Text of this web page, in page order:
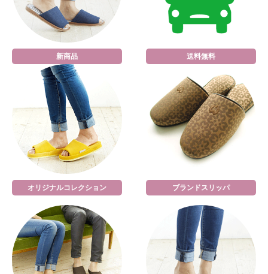
新商品 送料無料
オリジナルコレクション ブランドスリッパ